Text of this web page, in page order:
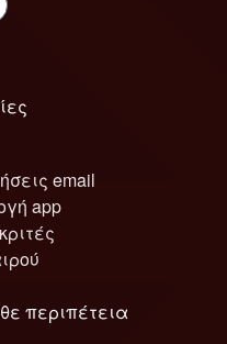
email
app
περιπέτεια